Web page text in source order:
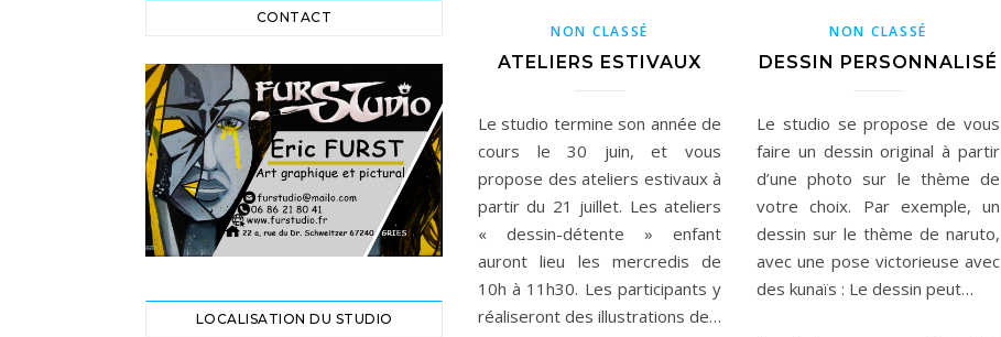
CONTACT
LOCALISATION DU STUDIO
NON CLASSÉ
ATELIERS ESTIVAUX
Le studio termine son année de
cours le 30 juin, et vous
propose des ateliers estivaux à
partir du 21 juillet. Les ateliers
« dessin-détente » enfant
auront lieu les mercredis de
10h à 11h30. Les participants y
réaliseront des illustrations de…
NON CLASSÉ
DESSIN PERSONNALISÉ
Le studio se propose de vous
faire un dessin original à partir
d’une photo sur le thème de
votre choix. Par exemple, un
dessin sur le thème de naruto,
avec une pose victorieuse avec
des kunaïs : Le dessin peut…